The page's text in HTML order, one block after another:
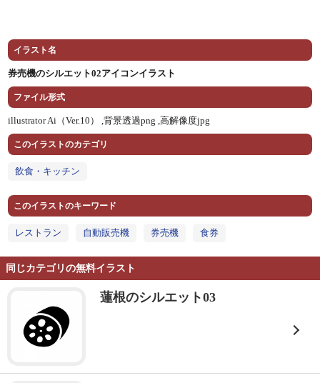
イラスト名
券売機のシルエット02アイコンイラスト
ファイル形式
illustrator Ai（Ver.10） ,背景透過png ,高解像度jpg
このイラストのカテゴリ
飲食・キッチン
このイラストのキーワード
レストラン 自動販売機 券売機 食券
同じカテゴリの無料イラスト
蓮根のシルエット03